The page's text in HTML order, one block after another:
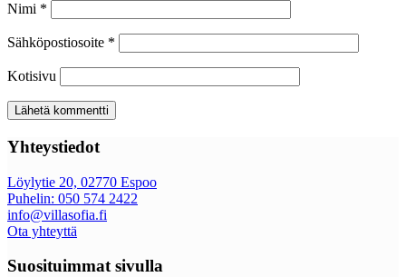
Nimi *
Sähköpostiosoite *
Kotisivu
Yhteystiedot
Löylytie 20, 02770 Espoo
Puhelin: 050 574 2422
info@villasofia.fi
Ota yhteyttä
Suosituimmat sivulla